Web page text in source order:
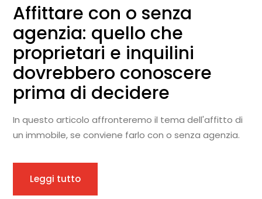
Affittare con o senza
agenzia: quello che
proprietari e inquilini
dovrebbero conoscere
prima di decidere
In questo articolo affronteremo il tema dell'affitto di
un immobile, se conviene farlo con o senza agenzia.
Leggi tutto